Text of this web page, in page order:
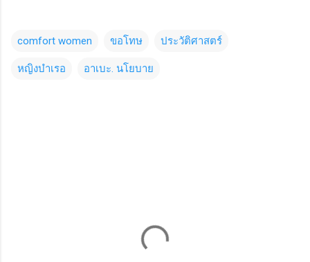
comfort women ขอโทษ ประวัติศาสตร์
หญิงบำเรอ อาเบะ. นโยบาย